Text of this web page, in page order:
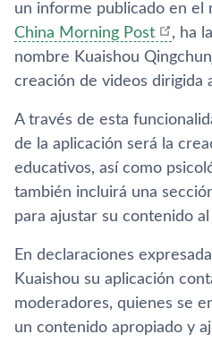
un informe publicado en el
China Morning Post
, ha
nombre Kuaishou
creación de videos dirigida
A través de esta
de la aplicación será la
educativos, así como
también incluirá una
para ajustar su contenido
En declaraciones
Kuaishou su aplicación
moderadores, quienes se
un contenido apropiado y